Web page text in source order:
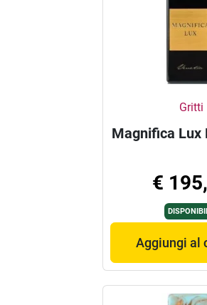
Gritti
Magnifica Lux
€
Aggiungi al